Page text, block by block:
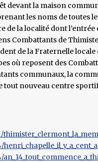
devant la maison
les noms de toutes
la localité dont l’entrée
Combattants de
de la Fraternelle
où reposent des
communaux, la
tout nouveau centre